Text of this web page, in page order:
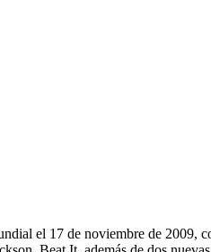
el 17 de noviembre de 2009,